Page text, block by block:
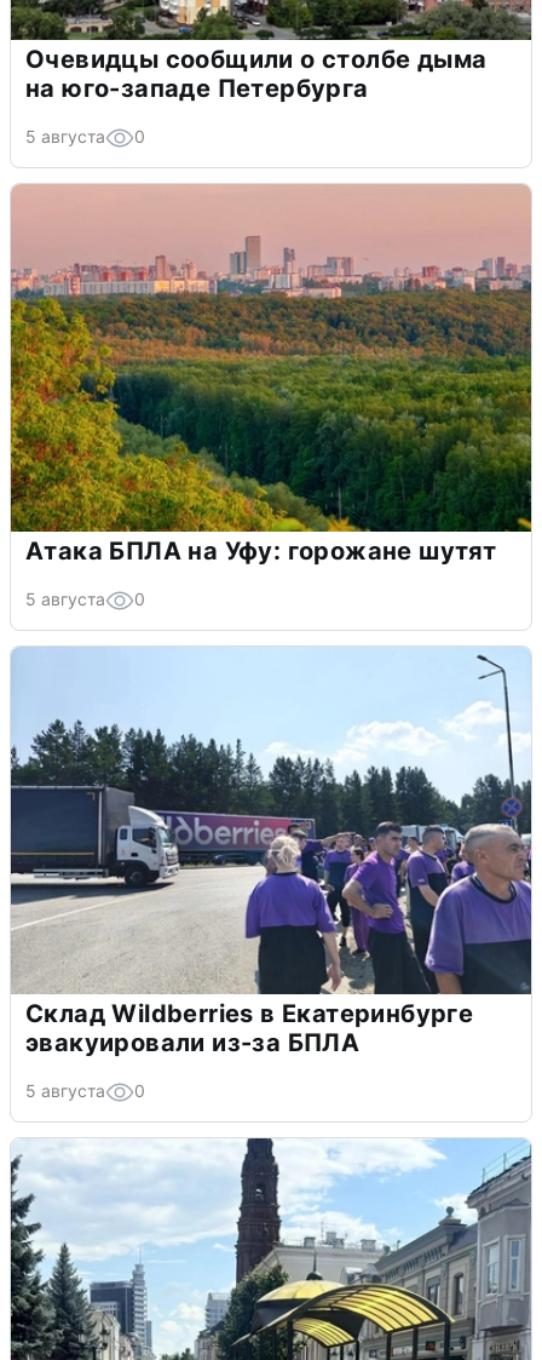
Очевидцы сообщили о столбе дыма
на юго-западе Петербурга
5 августа 0
Атака БПЛА на Уфу: горожане шутят
5 августа 0
Склад Wildberries в Екатеринбурге
эвакуировали из-за БПЛА
5 августа 0